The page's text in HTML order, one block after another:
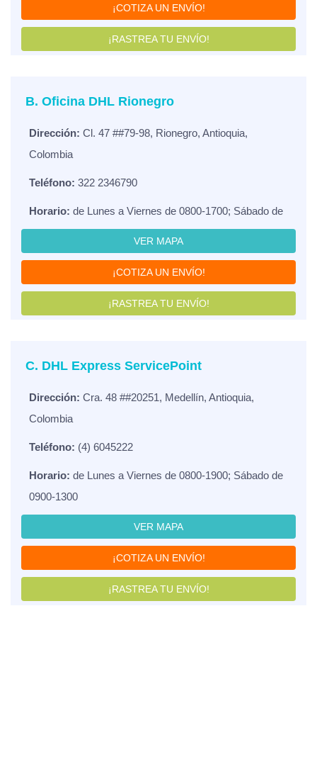
¡COTIZA UN ENVÍO!
¡RASTREA TU ENVÍO!
B. Oficina DHL Rionegro
Dirección: Cl. 47 ##79-98, Rionegro, Antioquia,
Colombia
Teléfono: 322 2346790
Horario: de Lunes a Viernes de 0800-1700; Sábado de
VER MAPA
¡COTIZA UN ENVÍO!
¡RASTREA TU ENVÍO!
C. DHL Express ServicePoint
Dirección: Cra. 48 ##20251, Medellín, Antioquia,
Colombia
Teléfono: (4) 6045222
Horario: de Lunes a Viernes de 0800-1900; Sábado de
0900-1300
VER MAPA
¡COTIZA UN ENVÍO!
¡RASTREA TU ENVÍO!